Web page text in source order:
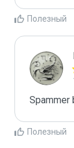
Полезный
Spammer
Полезный